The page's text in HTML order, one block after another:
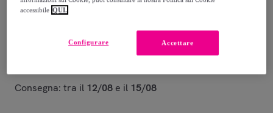
Consegna
Consegna: tra il 12/08 e il 15/08
accessibile QUI.
Accettare
Configurare